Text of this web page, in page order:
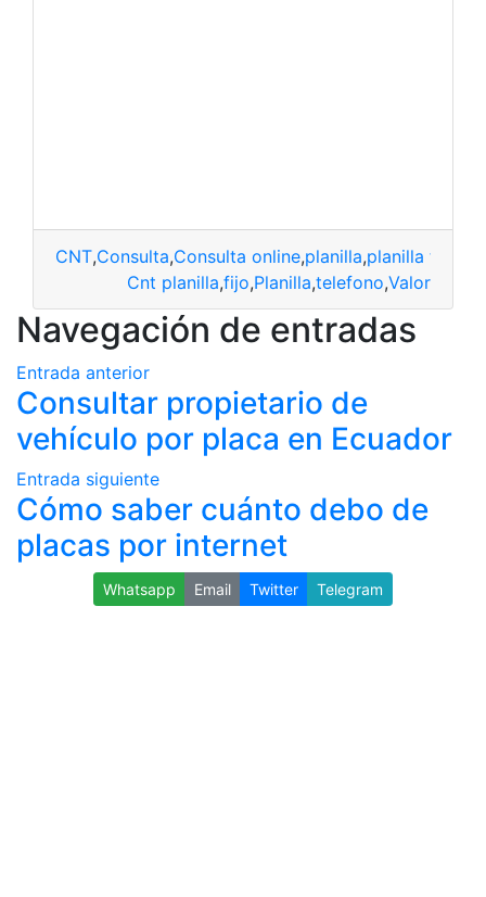
CNT,Consulta,Consulta online,planilla,planilla
Cnt planilla,fijo,Planilla,telefono,Valor
Navegación de entradas
Entrada anterior
Consultar propietario de
vehículo por placa en Ecuador
Entrada siguiente
Cómo saber cuánto debo de
placas por internet
Whatsapp Email Twitter Telegram